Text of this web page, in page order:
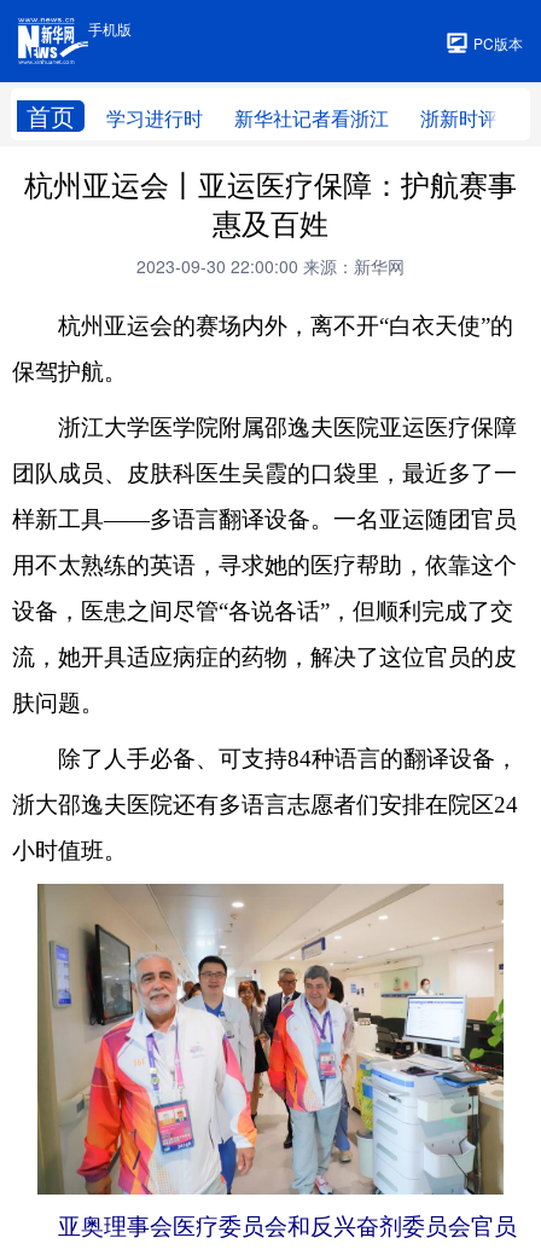
手机版
PC版本
首页 学习进行时 新华社记者看浙江 浙新时评
手机版
杭州亚运会丨亚运医疗保障：护航赛事
惠及百姓
2023-09-30 22:00:00 来源：新华网
杭州亚运会的赛场内外，离不开“白衣天使”的
保驾护航。
浙江大学医学院附属邵逸夫医院亚运医疗保障
团队成员、皮肤科医生吴霞的口袋里，最近多了一
样新工具——多语言翻译设备。一名亚运随团官员
用不太熟练的英语，寻求她的医疗帮助，依靠这个
设备，医患之间尽管“各说各话”，但顺利完成了交
流，她开具适应病症的药物，解决了这位官员的皮
肤问题。
除了人手必备、可支持84种语言的翻译设备，
浙大邵逸夫医院还有多语言志愿者们安排在院区24
小时值班。
亚奥理事会医疗委员会和反兴奋剂委员会官员